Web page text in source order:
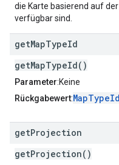
die Karte basierend auf
verfügbar sind.
getMapTypeId
getMapTypeId()
Parameter:Keine
Rückgabewert:MapTypeId
getProjection
getProjection()